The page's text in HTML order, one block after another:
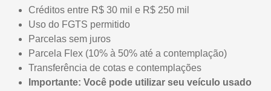
Créditos entre R$ 30 mil e R$ 250 mil
Uso do FGTS permitido
Parcelas sem juros
Parcela Flex (10% à 50% até a contemplação)
Transferência de cotas e contemplações
Importante: Você pode utilizar seu veículo usado